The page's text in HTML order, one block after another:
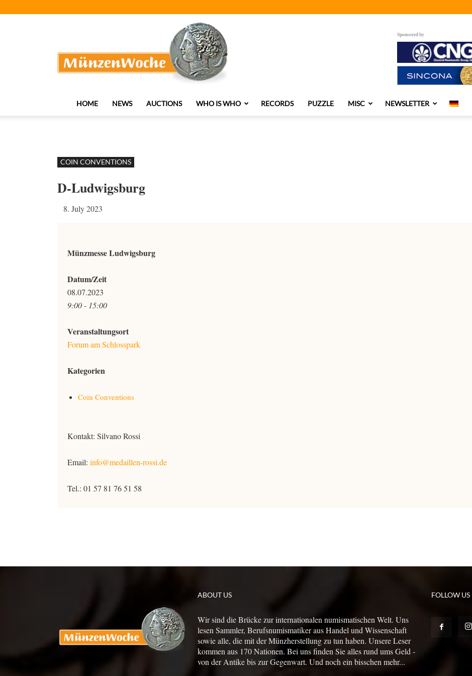
Sponsored by
HOME NEWS AUCTIONS WHO IS WHO RECORDS PUZZLE MISC NEWSLETTER
COIN CONVENTIONS
D-Ludwigsburg
8. July 2023
Münzmesse Ludwigsburg
Datum/Zeit
08.07.2023
9:00 - 15:00
Veranstaltungsort
Forum am Schlosspark
Kategorien
Coin Conventions
Kontakt: Silvano Rossi
Email: info@medaillen-rossi.de
Tel.: 01 57 81 76 51 58
ABOUT US
Wir sind die Brücke zur internationalen numismatischen Welt. Uns
lesen Sammler, Berufsnumismatiker aus Handel und Wissenschaft
sowie alle, die mit der Münzherstellung zu tun haben. Unsere Leser
kommen aus 170 Nationen. Bei uns finden Sie alles rund ums Geld -
von der Antike bis zur Gegenwart. Und noch ein bisschen mehr...
FOLLOW US